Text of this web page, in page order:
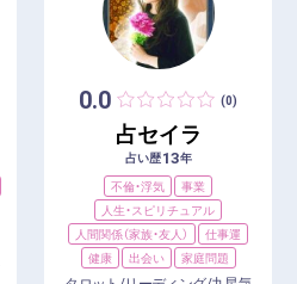
0.0 (0)
占セイラ
占い歴13年
不倫・浮気
事業
人生・スピリチュアル
人間関係（家族・友人）
仕事運
健康
出会い 家庭問題